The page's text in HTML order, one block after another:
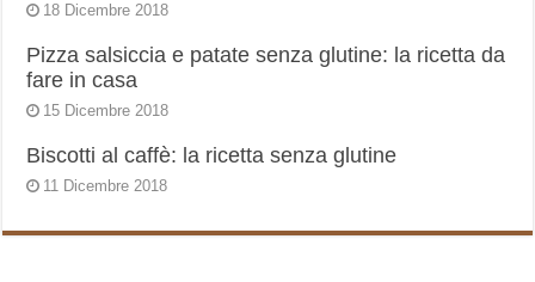
18 Dicembre 2018
Pizza salsiccia e patate senza glutine: la ricetta da
fare in casa
15 Dicembre 2018
Biscotti al caffè: la ricetta senza glutine
11 Dicembre 2018